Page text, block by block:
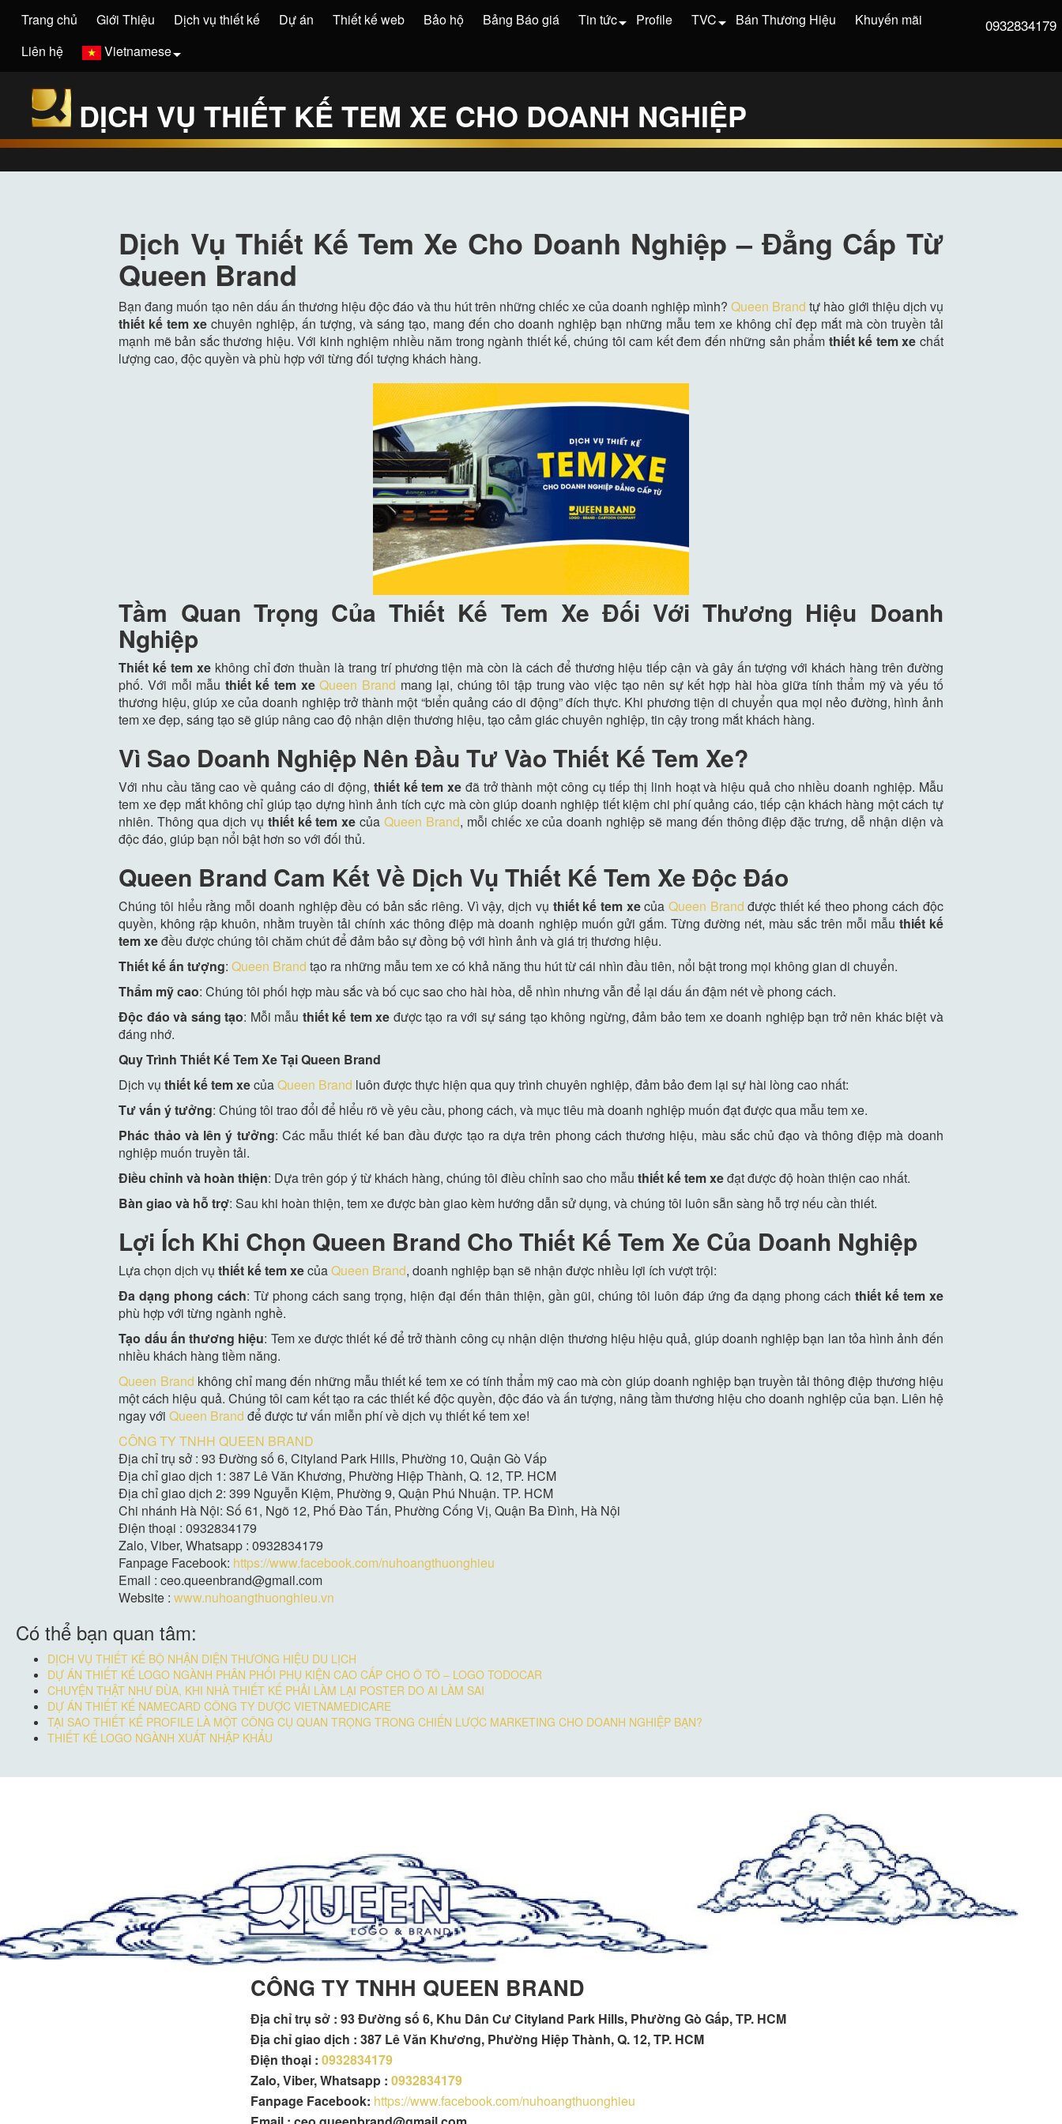
0932834179
Trang chủ Giới Thiệu Dịch vụ thiết kế Dự án Thiết kế web Bảo hộ Bảng Báo giá Tin tức Profile TVC Bán Thương Hiệu
Khuyến mãi
Liên hệ
Vietnamese
DỊCH VỤ THIẾT KẾ TEM XE CHO DOANH NGHIỆP
Dịch Vụ Thiết Kế Tem Xe Cho Doanh Nghiệp – Đẳng Cấp Từ
Queen Brand
Bạn đang muốn tạo nên dấu ấn thương hiệu độc đáo và thu hút trên những chiếc xe của doanh nghiệp mình?Queen Brand tự hào giới thiệu dịch vụ
thiết kế tem xe chuyên nghiệp, ấn tượng, và sáng tạo, mang đến cho doanh nghiệp bạn những mẫu tem xe không chỉ đẹp mắt mà còn truyền tải
mạnh mẽ bản sắc thương hiệu. Với kinh nghiệm nhiều năm trong ngành thiết kế, chúng tôi cam kết đem đến những sản phẩm thiết kế tem xe chất
lượng cao, độc quyền và phù hợp với từng đối tượng khách hàng.
Tầm Quan Trọng Của Thiết Kế Tem Xe Đối Với Thương Hiệu Doanh
Nghiệp
Thiết kế tem xekhông chỉ đơn thuần là trang trí phương tiện mà còn là cách để thương hiệu tiếp cận và gây ấn tượng với khách hàng trên đường
phố. Với mỗi mẫu thiết kế tem xeQueen Brand mang lại, chúng tôi tập trung vào việc tạo nên sự kết hợp hài hòa giữa tính thẩm mỹ và yếu tố
thương hiệu, giúp xe của doanh nghiệp trở thành một “biển quảng cáo di động” đích thực. Khi phương tiện di chuyển qua mọi nẻo đường, hình ảnh
tem xe đẹp, sáng tạo sẽ giúp nâng cao độ nhận diện thương hiệu, tạo cảm giác chuyên nghiệp, tin cậy trong mắt khách hàng.
Vì Sao Doanh Nghiệp Nên Đầu Tư Vào Thiết Kế Tem Xe?
Với nhu cầu tăng cao về quảng cáo di động, thiết kế tem xe đã trở thành một công cụ tiếp thị linh hoạt và hiệu quả cho nhiều doanh nghiệp. Mẫu
tem xe đẹp mắt không chỉ giúp tạo dựng hình ảnh tích cực mà còn giúp doanh nghiệp tiết kiệm chi phí quảng cáo, tiếp cận khách hàng một cách tự
nhiên. Thông qua dịch vụ thiết kế tem xe củaQueen Brand, mỗi chiếc xe của doanh nghiệp sẽ mang đến thông điệp đặc trưng, dễ nhận diện và
độc đáo, giúp bạn nổi bật hơn so với đối thủ.
Queen Brand Cam Kết Về Dịch Vụ Thiết Kế Tem Xe Độc Đáo
Chúng tôi hiểu rằng mỗi doanh nghiệp đều có bản sắc riêng. Vì vậy, dịch vụ thiết kế tem xecủaQueen Brand được thiết kế theo phong cách độc
quyền, không rập khuôn, nhằm truyền tải chính xác thông điệp mà doanh nghiệp muốn gửi gắm. Từng đường nét, màu sắc trên mỗi mẫu thiết kế
tem xeđều được chúng tôi chăm chút để đảm bảo sự đồng bộ với hình ảnh và giá trị thương hiệu.
Thiết kế ấn tượng:Queen Brand tạo ra những mẫu tem xe có khả năng thu hút từ cái nhìn đầu tiên, nổi bật trong mọi không gian di chuyển.
Thẩm mỹ cao: Chúng tôi phối hợp màu sắc và bố cục sao cho hài hòa, dễ nhìn nhưng vẫn để lại dấu ấn đậm nét về phong cách.
Độc đáo và sáng tạo: Mỗi mẫu thiết kế tem xe được tạo ra với sự sáng tạo không ngừng, đảm bảo tem xe doanh nghiệp bạn trở nên khác biệt và
đáng nhớ.
Quy Trình Thiết Kế Tem Xe Tại Queen Brand
Dịch vụthiết kế tem xecủaQueen Brand luôn được thực hiện qua quy trình chuyên nghiệp, đảm bảo đem lại sự hài lòng cao nhất:
Tư vấn ý tưởng: Chúng tôi trao đổi để hiểu rõ về yêu cầu, phong cách, và mục tiêu mà doanh nghiệp muốn đạt được qua mẫu tem xe.
Phác thảo và lên ý tưởng: Các mẫu thiết kế ban đầu được tạo ra dựa trên phong cách thương hiệu, màu sắc chủ đạo và thông điệp mà doanh
nghiệp muốn truyền tải.
Điều chỉnh và hoàn thiện: Dựa trên góp ý từ khách hàng, chúng tôi điều chỉnh sao cho mẫuthiết kế tem xeđạt được độ hoàn thiện cao nhất.
Bàn giao và hỗ trợ: Sau khi hoàn thiện, tem xe được bàn giao kèm hướng dẫn sử dụng, và chúng tôi luôn sẵn sàng hỗ trợ nếu cần thiết.
Lợi Ích Khi Chọn Queen Brand Cho Thiết Kế Tem Xe Của Doanh Nghiệp
Lựa chọn dịch vụthiết kế tem xecủaQueen Brand, doanh nghiệp bạn sẽ nhận được nhiều lợi ích vượt trội:
Đa dạng phong cách: Từ phong cách sang trọng, hiện đại đến thân thiện, gần gũi, chúng tôi luôn đáp ứng đa dạng phong cách thiết kế tem xe
phù hợp với từng ngành nghề.
Tạo dấu ấn thương hiệu: Tem xe được thiết kế để trở thành công cụ nhận diện thương hiệu hiệu quả, giúp doanh nghiệp bạn lan tỏa hình ảnh đến
nhiều khách hàng tiềm năng.
Queen Brand không chỉ mang đến những mẫu thiết kế tem xe có tính thẩm mỹ cao mà còn giúp doanh nghiệp bạn truyền tải thông điệp thương hiệu
một cách hiệu quả. Chúng tôi cam kết tạo ra các thiết kế độc quyền, độc đáo và ấn tượng, nâng tầm thương hiệu cho doanh nghiệp của bạn. Liên hệ
ngay vớiQueen Brand để được tư vấn miễn phí về dịch vụ thiết kế tem xe!
CÔNG TY TNHH QUEEN BRAND
Địa chỉ trụ sở : 93 Đường số 6, Cityland Park Hills, Phường 10, Quận Gò Vấp
Địa chỉ giao dịch 1: 387 Lê Văn Khương, Phường Hiệp Thành, Q. 12, TP. HCM
Địa chỉ giao dịch 2: 399 Nguyễn Kiệm, Phường 9, Quận Phú Nhuận. TP. HCM
Chi nhánh Hà Nội: Số 61, Ngõ 12, Phố Đào Tấn, Phường Cống Vị, Quận Ba Đình, Hà Nội
Điện thoại : 0932834179
Zalo, Viber, Whatsapp : 0932834179
Fanpage Facebook: https://www.facebook.com/nuhoangthuonghieu
Email : ceo.queenbrand@gmail.com
Website :www.nuhoangthuonghieu.vn
Có thể bạn quan tâm:
DỊCH VỤ THIẾT KẾ BỘ NHẬN DIỆN THƯƠNG HIỆU DU LỊCH
DỰ ÁN THIẾT KẾ LOGO NGÀNH PHÂN PHỐI PHỤ KIỆN CAO CẤP CHO Ô TÔ – LOGO TODOCAR
CHUYỆN THẬT NHƯ ĐÙA, KHI NHÀ THIẾT KẾ PHẢI LÀM LẠI POSTER DO AI LÀM SAI
DỰ ÁN THIẾT KẾ NAMECARD CÔNG TY DƯỢC VIETNAMEDICARE
TẠI SAO THIẾT KẾ PROFILE LÀ MỘT CÔNG CỤ QUAN TRỌNG TRONG CHIẾN LƯỢC MARKETING CHO DOANH NGHIỆP BẠN?
THIẾT KẾ LOGO NGÀNH XUẤT NHẬP KHẨU
CÔNG TY TNHH QUEEN BRAND
Địa chỉ trụ sở :93 Đường số 6, Khu Dân Cư Cityland Park Hills, Phường Gò Gấp, TP. HCM
Địa chỉ giao dịch : 387 Lê Văn Khương, Phường Hiệp Thành, Q. 12, TP. HCM
Điện thoại :0932834179
Zalo, Viber, Whatsapp :0932834179
Fanpage Facebook: https://www.facebook.com/nuhoangthuonghieu